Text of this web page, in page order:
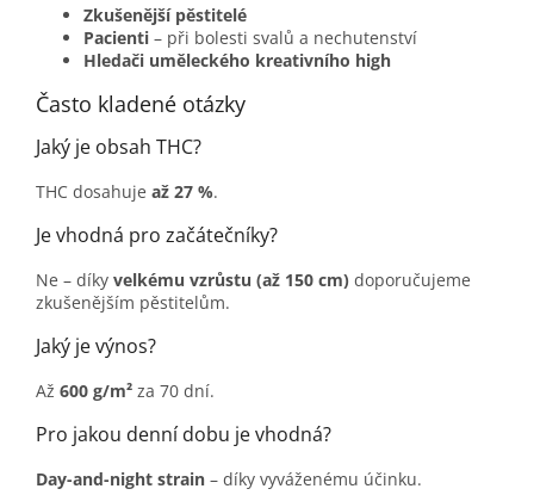
Zkušenější pěstitelé
Pacienti – při bolesti svalů a nechutenství
Hledači uměleckého kreativního high
Často kladené otázky
Jaký je obsah THC?
THC dosahuje až 27 %.
Je vhodná pro začátečníky?
Ne – díky velkému vzrůstu (až 150 cm) doporučujeme
zkušenějším pěstitelům.
Jaký je výnos?
Až 600 g/m² za 70 dní.
Pro jakou denní dobu je vhodná?
Day-and-night strain – díky vyváženému účinku.